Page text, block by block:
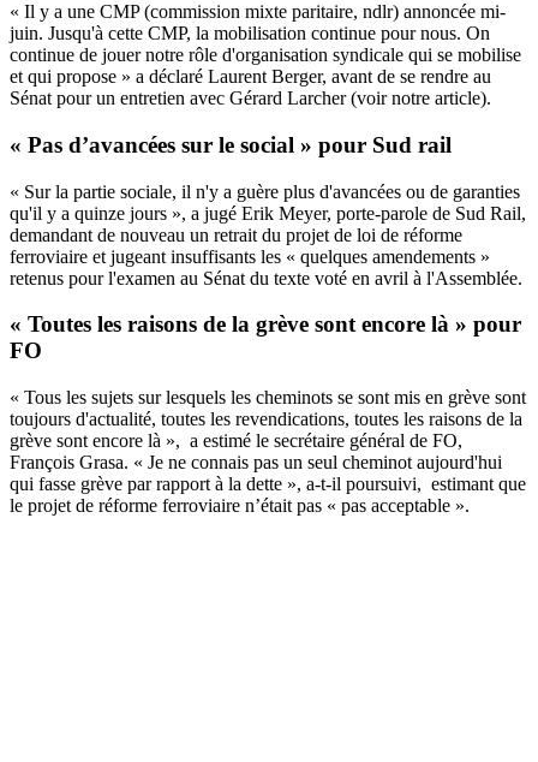
« Il y a une CMP (commission mixte paritaire, ndlr) annoncée mi-
juin. Jusqu'à cette CMP, la mobilisation continue pour nous. On
continue de jouer notre rôle d'organisation syndicale qui se mobilise
et qui propose » a déclaré Laurent Berger, avant de se rendre au
Sénat pour un entretien avec Gérard Larcher(voir notre article).
« Pas d’avancées sur le social » pour Sud rail
« Sur la partie sociale, il n'y a guère plus d'avancées ou de garanties
qu'il y a quinze jours », a jugé Erik Meyer, porte-parole de Sud Rail,
demandant de nouveau un retrait du projet de loi de réforme
ferroviaire et jugeant insuffisants les « quelques amendements »
retenus pour l'examen au Sénat du texte voté en avril à l'Assemblée.
« Toutes les raisons de la grève sont encore là » pour
FO
« Tous les sujets sur lesquels les cheminots se sont mis en grève sont
toujours d'actualité, toutes les revendications, toutes les raisons de la
grève sont encore là », a estimé le secrétaire général de FO,
François Grasa. « Je ne connais pas un seul cheminot aujourd'hui
qui fasse grève par rapport à la dette », a-t-il poursuivi, estimant que
le projet de réforme ferroviaire n’était pas « pas acceptable ».